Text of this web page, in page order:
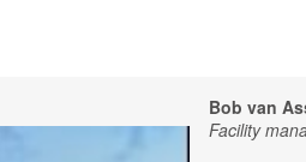
Bob van
Facility